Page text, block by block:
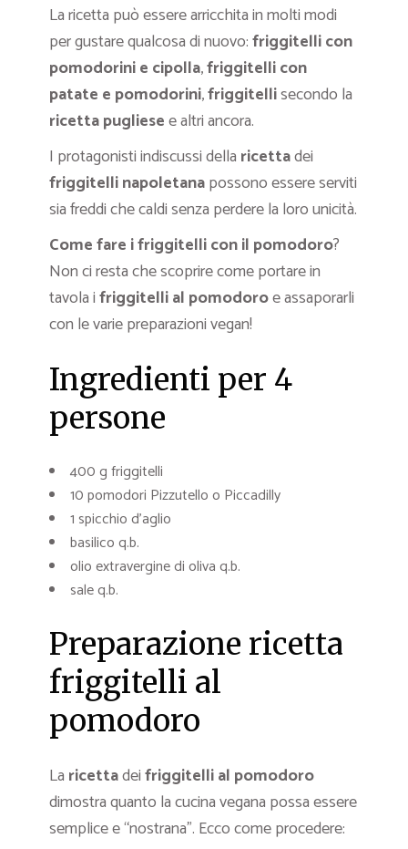
La ricetta può essere arricchita in molti modi
per gustare qualcosa di nuovo:friggitelli con
pomodorini e cipolla,friggitelli con
patate e pomodorini,friggitellisecondo la
ricetta pugliesee altri ancora.
I protagonisti indiscussi della ricettadei
friggitelli napoletanapossono essere serviti
sia freddi che caldi senza perdere la loro unicità.
Come fare i friggitelli con il pomodoro?
Non ci resta che scoprire come portare in
tavola ifriggitelli al pomodoroe assaporarli
con le varie preparazioni vegan!
Ingredienti per 4
persone
400 g friggitelli
10 pomodori Pizzutello o Piccadilly
1 spicchio d’aglio
basilico q.b.
olio extravergine di oliva q.b.
sale q.b.
Preparazione ricetta
friggitelli al
pomodoro
La ricettadeifriggitelli al pomodoro
dimostra quanto la cucina vegana possa essere
semplice e “nostrana”. Ecco come procedere: